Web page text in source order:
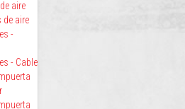
aire
de aire
-
- Cable